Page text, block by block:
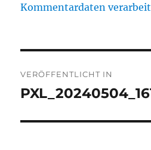
Kommentardaten
VERÖFFENTLICHT IN